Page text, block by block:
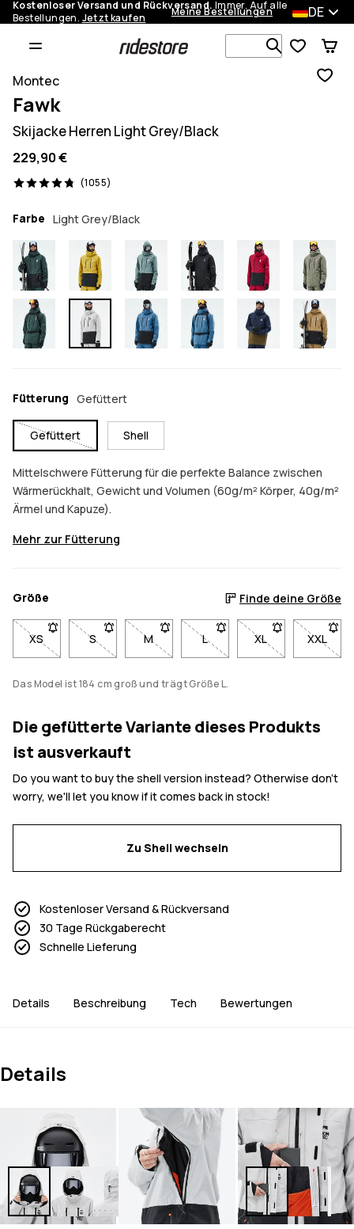
Kostenloser Versand und Rückversand. Immer. Auf alle
Bestellungen. Jetzt kaufen Meine Bestellungen DE
Montec
Fawk
Skijacke Herren Light Grey/Black
229,90 €
(1055)
1055 Reviews, 4.8/5
Farbe Light Grey/Black
Fütterung Gefüttert
Gefüttert Shell
Mittelschwere Fütterung für die perfekte Balance zwischen
Wärmerückhalt, Gewicht und Volumen (60g/m² Körper, 40g/m²
Ärmel und Kapuze).
Mehr zur Fütterung
Größe Finde deine Größe
XS- Größe XS nicht verfügbar. Klicke, um benachrichtigt zu
S- Größe S nicht verfügbar. Klicke, um
M- Größe M nicht verfügbar. Klicke, um
L- Größe L nicht verfügbar.
XL- Größe XL nicht
XXL
-
Das Model ist 184 cm groß und trägt Größe L.
Die gefütterte Variante dieses Produkts
ist ausverkauft
Do you want to buy the shell version instead? Otherwise don't
worry, we'll let you know if it comes back in stock!
Zu Shell wechseln
Kostenloser Versand & Rückversand
30 Tage Rückgaberecht
Schnelle Lieferung
Details Beschreibung Tech Bewertungen
Details